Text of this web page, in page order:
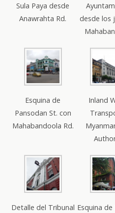
Sula Paya desde
Anawrahta Rd.
desde los
Esquina de
Pansodan St. con
Mahabandoola Rd.
Inland
Detalle del Tribunal Esquina de